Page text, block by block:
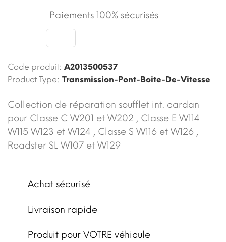
Paiements 100% sécurisés
Code produit: A2013500537
Product Type: Transmission-Pont-Boite-De-Vitesse
Collection de réparation soufflet int. cardan
pour Classe C W201 et W202 , Classe E W114
W115 W123 et W124 , Classe S W116 et W126 ,
Roadster SL W107 et W129
Achat sécurisé
Livraison rapide
Produit pour VOTRE véhicule